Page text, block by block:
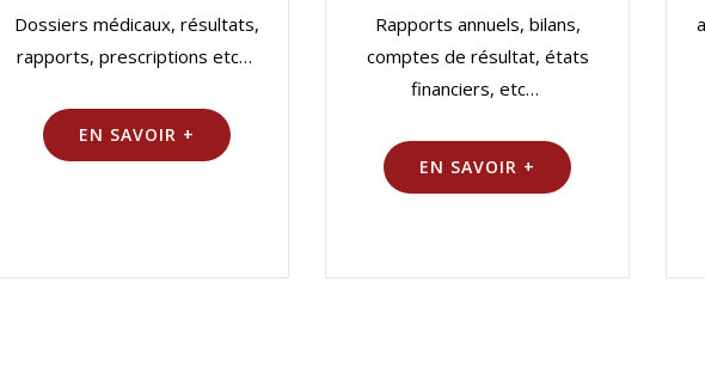
Dossiers médicaux, résultats,
rapports, prescriptions etc…
EN SAVOIR +
Rapports annuels, bilans,
comptes de résultat, états
financiers, etc…
EN SAVOIR +